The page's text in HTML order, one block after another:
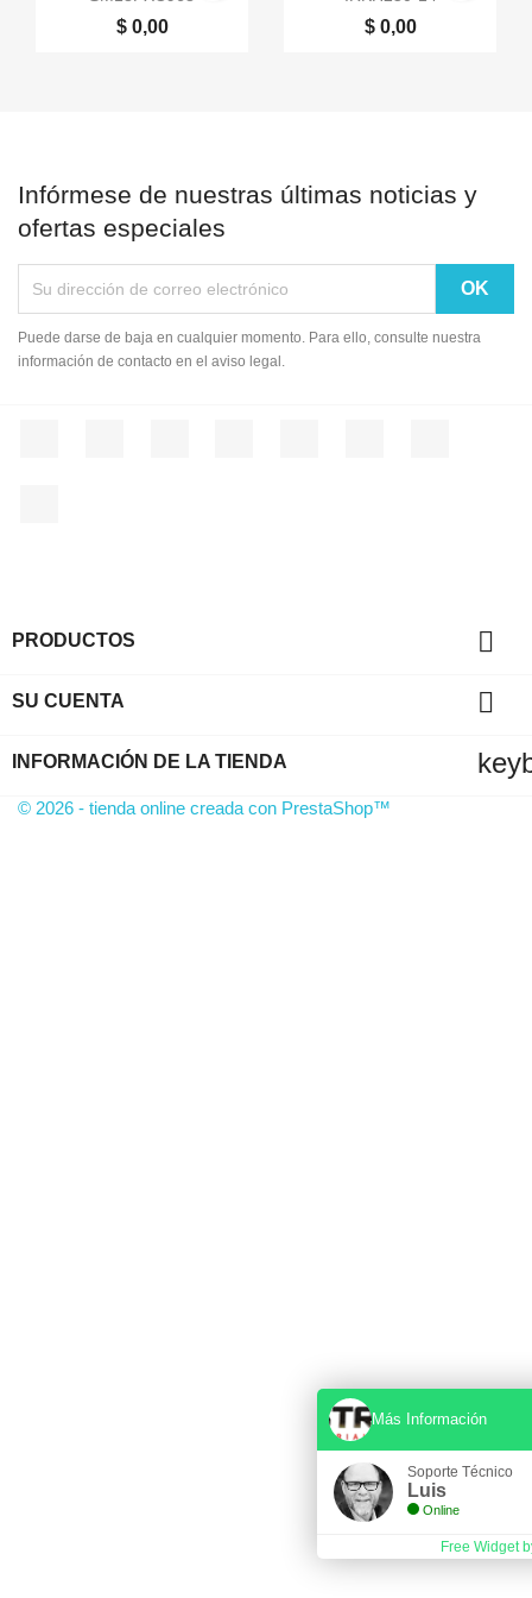
$ 0,00 $ 0,00
Infórmese de nuestras últimas noticias y
ofertas especiales
Puede darse de baja en cualquier momento. Para ello, consulte nuestra
información de contacto en el aviso legal.
PRODUCTOS 
SU CUENTA 
INFORMACIÓN DE LA TIENDA
© 2026 - tienda online creada con PrestaShop™
Más Información
Soporte Técnico
Luis
Online
Free Widget